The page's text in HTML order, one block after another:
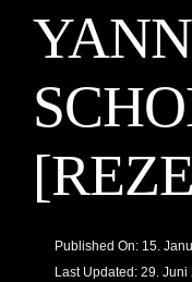
Published On: 15.
Last Updated: 29. Juni